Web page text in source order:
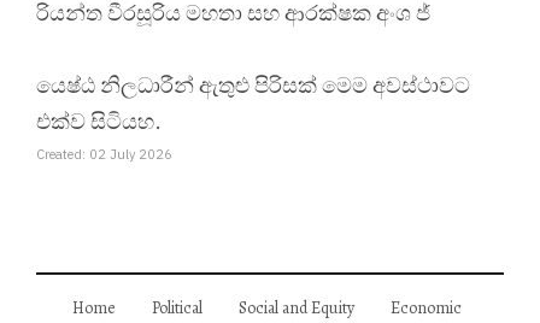
රියන්ත වීරසූරිය මහතා සහ ආරක්ෂක අංශ ජ්
යෙෂ්ඨ නිලධාරීන් ඇතුළු පිරිසක් මෙම අවස්ථාවට
එක්ව සිටියහ.
Created: 02 July 2026
Home Political Social and Equity Economic